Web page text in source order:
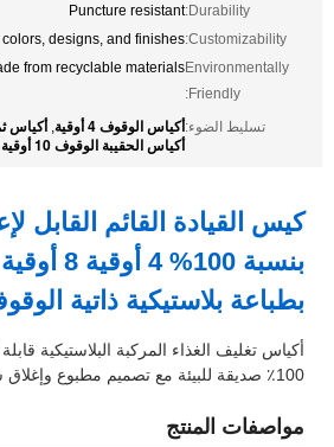
Durability:
Puncture resistant
Customizability:
designs, and finishes
Environmentally
Friendly:
from recyclable materials
تسليط الضوء:أكياس الوقوف 4 أوقية ,أكياس
أكياس الحقيبة الوقوف 10 أوقية
كيس القيادة القائم القابل
بطباعة بلاستيكية ذاتية
أكياس تغليف الغذاء المركبة البلاستيكية قابلة
100٪ صديقة للبيئة مع تصميم مطبوع وإغلاق سحب مستقل
مواصفات المنتج